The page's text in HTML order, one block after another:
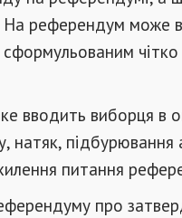
На референдум може
чітко
вводить виборця в
натяк,
питання
про